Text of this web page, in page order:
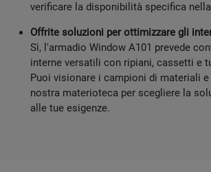
verificare la disponibilità specifica
Offrite soluzioni per ottimizzare gli
Sì, l'armadio Window A101 prevede
interne versatili con ripiani, cassetti e
Puoi visionare i campioni di materiali
nostra materioteca per scegliere la
alle tue esigenze.